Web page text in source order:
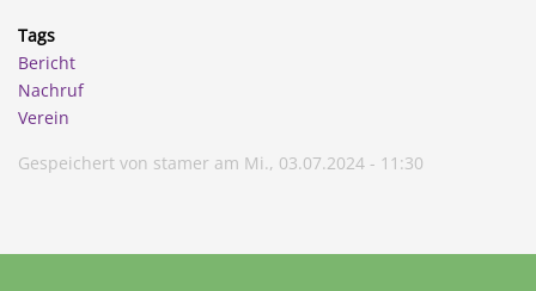
Tags
Bericht
Nachruf
Verein
Gespeichert von stamer am Mi., 03.07.2024 - 11:30